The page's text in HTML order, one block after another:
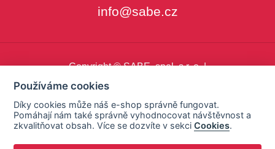
info@sabe.cz
Copyright © SABE, spol. s r. o. |
Používáme cookies
Díky cookies může náš e-shop správně fungovat.
Pomáhají nám také správně vyhodnocovat návštěvnost a
zkvalitňovat obsah. Více se dozvíte v sekciCookies.